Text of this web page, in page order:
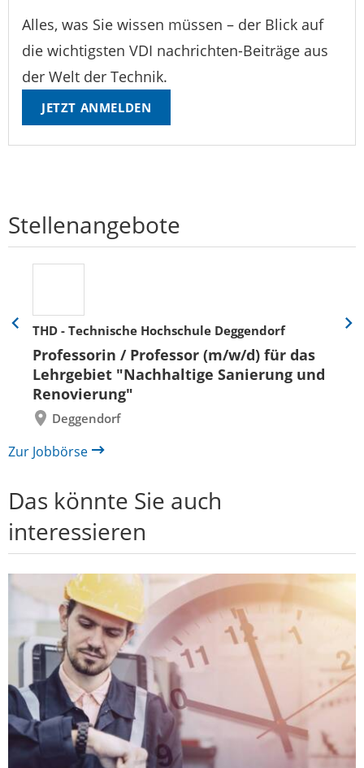
Alles, was Sie wissen müssen – der Blick auf
die wichtigsten VDI nachrichten-Beiträge aus
der Welt der Technik.
JETZT ANMELDEN
Stellenangebote
THD - Technische Hochschule Deggendorf
Professorin / Professor (m/w/d) für das
Lehrgebiet "Nachhaltige Sanierung und
Renovierung"
Deggendorf
Eine
zurück
Eine
Zur Jobbörse
Das könnte Sie auch
interessieren